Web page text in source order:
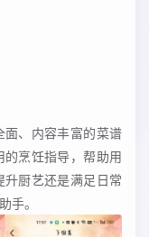
面、内容丰富的菜谱
烹饪指导，帮助用
厨艺还是满足日常
手。